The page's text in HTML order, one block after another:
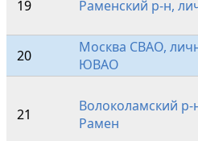
19 Раменский р-н,
20
Москва СВАО,
ЮВАО
21
Волоколамский
Рамен